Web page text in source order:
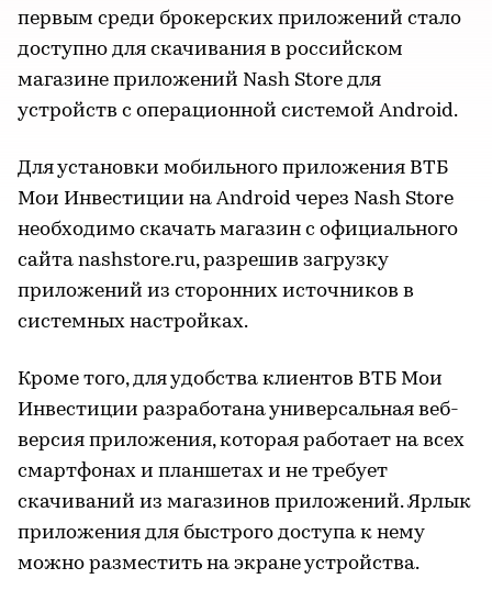
первым среди брокерских приложений стало
доступно для скачивания в российском
магазине приложений Nash Store для
устройств с операционной системой Android.
Для установки мобильного приложения ВТБ
Мои Инвестиции на Android через Nash Store
необходимо скачать магазин с официального
сайта nashstore.ru, разрешив загрузку
приложений из сторонних источников в
системных настройках.
Кроме того, для удобства клиентов ВТБ Мои
Инвестиции разработана универсальная веб-
версия приложения, которая работает на всех
смартфонах и планшетах и не требует
скачиваний из магазинов приложений. Ярлык
приложения для быстрого доступа к нему
можно разместить на экране устройства.